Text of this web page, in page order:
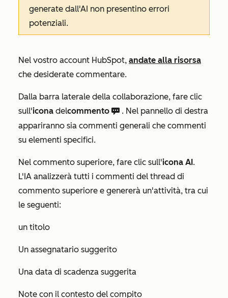
generate dall'AI non presentino errori
potenziali.
Nel vostro account HubSpot, andate alla risorsa
che desiderate commentare.
Dalla barra laterale della collaborazione, fare clic
sull'icona delcommento comments c . Nel pannello di destra
appariranno sia commenti generali che commenti
su elementi specifici.
Nel commento superiore, fare clic sull'icona AI.
L'IA analizzerà tutti i commenti del thread di
commento superiore e genererà un'attività, tra cui
le seguenti:
un titolo
Un assegnatario suggerito
Una data di scadenza suggerita
Note con il contesto del compito